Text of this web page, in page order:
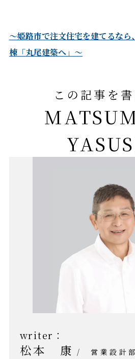
～姫路市で注文住宅を建てるな
棟「丸尾建築へ」～
この記事を
writer：
松本 康 / 営業設計部